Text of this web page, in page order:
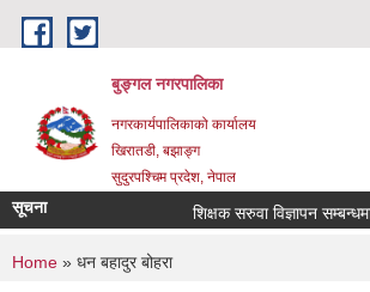
Skip to main content
बुङ्गल नगरपालिका
नगरकार्यपालिकाको कार्यालय
खिरातडी, बझाङ्ग
सुदुरपश्चिम प्रदेश, नेपाल
सूचना शिक्षक सरुवा विज्ञापन सम्बन्धमा ।
You are here
Home » धन बहादुर बोहरा